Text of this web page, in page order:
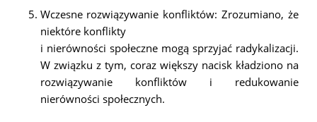
Wczesne rozwiązywanie konfliktów: Zrozumiano, że
niektóre konflikty
i nierówności społeczne mogą sprzyjać radykalizacji.
W związku z tym, coraz większy nacisk kładziono na
rozwiązywanie konfliktów i redukowanie
nierówności społecznych.